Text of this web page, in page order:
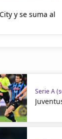
y se suma al
Serie A